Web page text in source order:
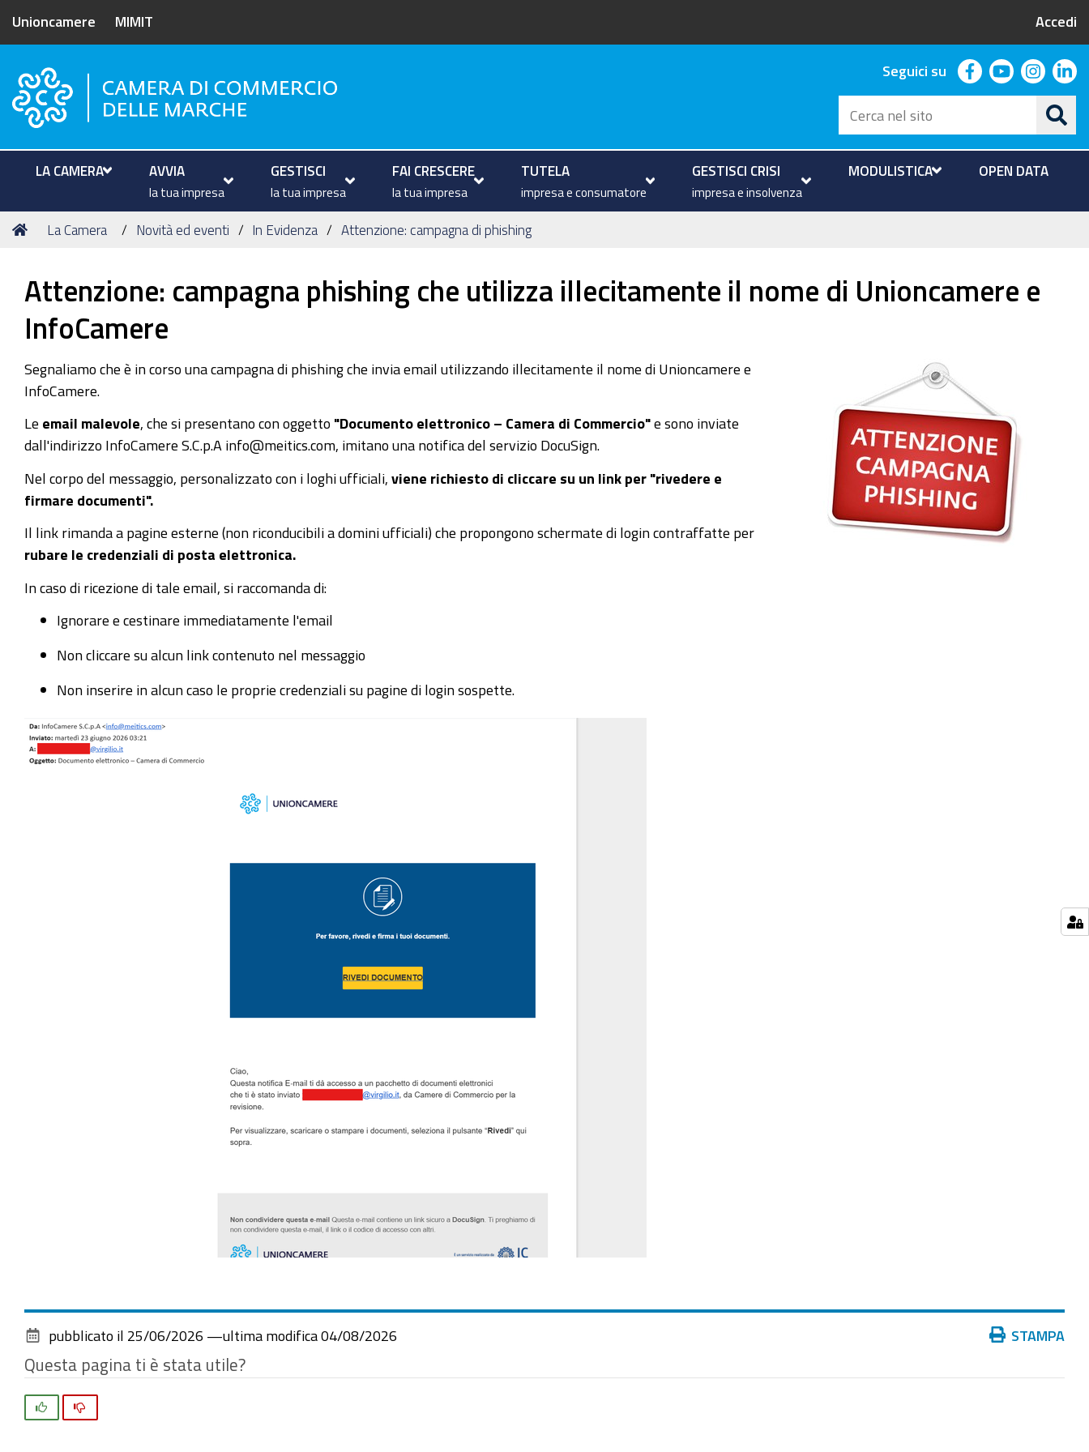
Unioncamere MIMIT Accedi
Camera di Commercio delle Marche
Seguici su facebookyoutube
Cerca
nel
sito
LA CAMERA AVVIA
la tua impresa
GESTISCI
la tua impresa
FAI CRESCERE
la tua impresa
TUTELA
impresa e consumatore
GESTISCI CRISI
impresa e insolvenza
MODULISTICA OPEN DATA
Tu
Home
La Camera Novità ed eventi In Evidenza Attenzione: campagna di phishing
Attenzione: campagna phishing che utilizza illecitamente il nome di Unioncamere e
InfoCamere
Segnaliamo che è in corso una campagna di phishing che invia email utilizzando illecitamente il nome di Unioncamere e
InfoCamere.
Le email malevole , che si presentano con oggetto "Documento elettronico – Camera di Commercio" e sono inviate
dall'indirizzo InfoCamere S.C.p.A info@meitics.com, imitano una notifica del servizio DocuSign.
Nel corpo del messaggio, personalizzato con i loghi ufficiali, viene richiesto di cliccare su un link per "rivedere e
firmare documenti".
Il link rimanda a pagine esterne (non riconducibili a domini ufficiali) che propongono schermate di login contraffatte per
rubare le credenziali di posta elettronica.
In caso di ricezione di tale email, si raccomanda di:
Ignorare e cestinare immediatamente l'email
Non cliccare su alcun link contenuto nel messaggio
Non inserire in alcun caso le proprie credenziali su pagine di login sospette.
Azioni
documento
STAMPA
pubblicato il 25/06/2026 —ultima modifica 04/08/2026
Questa pagina ti è stata utile?